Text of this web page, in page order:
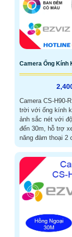
Camera Ống Kính
Camera CS-H90-
trời với ống kính
ảnh sắc nét với
đến 30m, hỗ trợ xem màu
năng đàm thoại 2
chuẩn chống
kiện thời tiết
camera đa năng
qua phần mềm